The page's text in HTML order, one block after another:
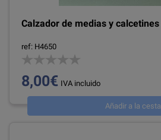
Calzador de medias y calcetines
ref: H4650
8,00€ IVA incluido
Añadir a la cesta